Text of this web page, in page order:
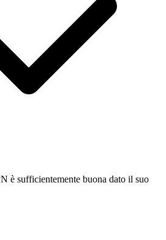
è sufficientemente buona dato il suo